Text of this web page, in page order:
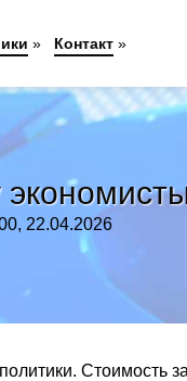
22.04.2026
Стоимость
» Контакт »